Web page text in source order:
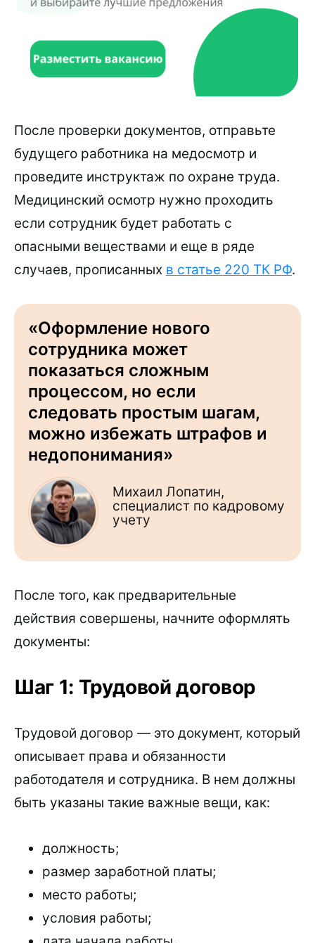
После проверки документов, отправьте
будущего работника на медосмотр и
проведите инструктаж по охране труда.
Медицинский осмотр нужно проходить
если сотрудник будет работать с
опасными веществами и еще в ряде
случаев, прописанных в статье 220 ТК РФ.
«Оформление нового
сотрудника может
показаться сложным
процессом, но если
следовать простым шагам,
можно избежать штрафов и
недопонимания»
Михаил Лопатин,
специалист по кадровому
учету
После того, как предварительные
действия совершены, начните оформлять
документы:
Шаг 1: Трудовой договор
Трудовой договор — это документ, который
описывает права и обязанности
работодателя и сотрудника. В нем должны
быть указаны такие важные вещи, как:
должность;
размер заработной платы;
место работы;
условия работы;